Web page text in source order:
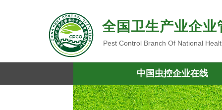
全国卫生产业企
Pest Control Branch Of National
中国虫控企业在线